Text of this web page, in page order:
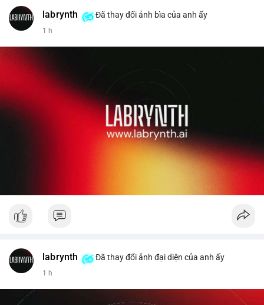
✅ Email: localpvashop@gmail.com
labrynth Đã thay đổi ảnh bìa của anh ấy
1 h
labrynth Đã thay đổi ảnh đại diện của anh ấy
1 h